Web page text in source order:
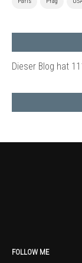
Dieser Blog hat
FOLLOW ME